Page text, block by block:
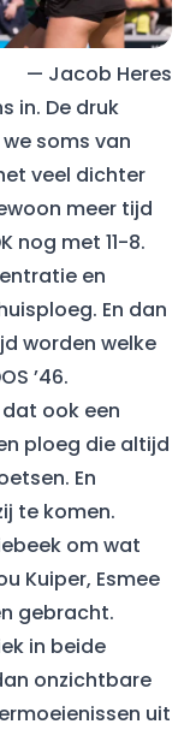
— Jacob Heres
in. De druk
soms van
veel dichter
meer tijd
nog met 11-8.
en
En dan
worden welke
’46.
ook een
ploeg die altijd
En
te komen.
om wat
Kuiper, Esmee
gebracht.
in beide
onzichtbare
uit